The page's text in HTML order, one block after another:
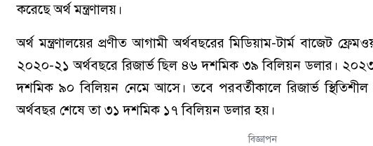
করেছে অর্থ মন্ত্রণালয়।
অর্থ মন্ত্রণালয়ের প্রণীত আগামী অর্থবছরের মিডিয়াম-টার্ম বাজেট
২০২০-২১ অর্থবছরে রিজার্ভ ছিল ৪৬ দশমিক ৩৯ বিলিয়ন ডলার।
দশমিক ৯০ বিলিয়ন নেমে আসে। তবে পরবর্তীকালে রিজার্ভ
অর্থবছর শেষে তা ৩১ দশমিক ১৭ বিলিয়ন ডলার হয়।
বিজ্ঞাপন